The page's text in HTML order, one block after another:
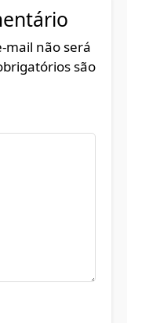
mail não será
são